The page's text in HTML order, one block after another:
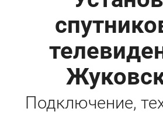
Подключение,